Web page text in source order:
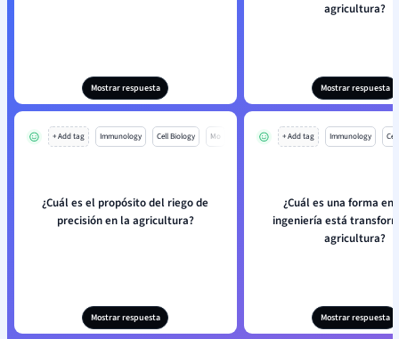
Mostrar respuesta
agricultura?
Mostrar respuesta
+ Add tag Immunology Cell Biology Mo
¿Cuál es el propósito del riego de
precisión en la agricultura?
Mostrar respuesta
+ Add tag Immunology
¿Cuál es una forma en
ingeniería está
agricultura?
Mostrar respuesta